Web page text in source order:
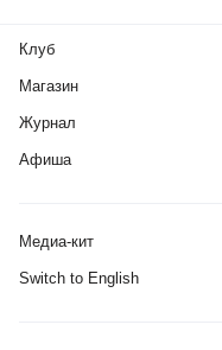
Клуб
Магазин
Журнал
Афиша
Медиа-кит
Switch to English